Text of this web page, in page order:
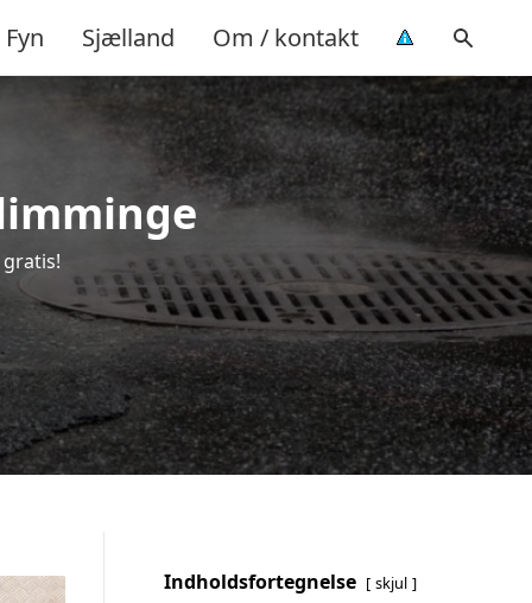
Fyn Sjælland Om / kontakt
Indholdsfortegnelse skjul